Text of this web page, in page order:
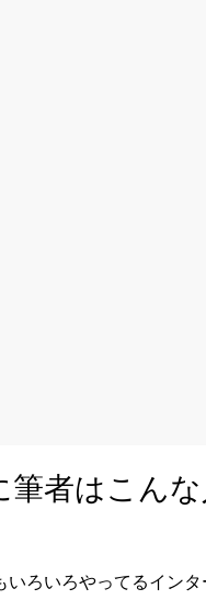
筆者はこんな
いろいろやってるイン